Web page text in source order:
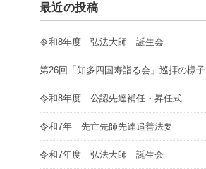
最近の投稿
令和8年度 弘法大師 誕生会
第26回「知多四国寿詣る会」巡拝の様子
令和8年度 公認先達補任・昇任式
令和7年 先亡先師先達追善法要
令和7年度 弘法大師 誕生会